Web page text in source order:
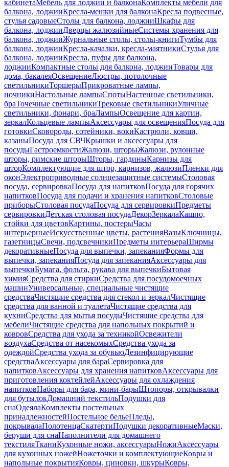
кабинетаМебель для лоджии и балконаКомплекты мебели для
балкона, лоджииКресла-мешки для балконаКресла подвесные,
стулья садовыеСтолы для балкона, лоджииШкафы для
балкона, лоджииДверцы жалюзийныеСистемы хранения для
балкона, лоджииЖурнальные столы, столы-книгиТумбы для
балкона, лоджииКресла-качалки, кресла-маятникиСтулья для
балкона, лоджииКресла, пуфы для балкона,
лоджииКомпактные столы для балкона, лоджииТовары для
дома, бакалеяОсвещениеЛюстры, потолочные
светильникиТоршерыПрикроватные лампы,
ночникиНастольные лампыСпотыНастенные светильники,
браТочечные светильникиТрековые светильникиУличные
светильники, фонари, браЛампыОсвещение для картин,
зеркалКольцевые лампыАксессуары для освещенияПосуда для
готовкиСковороды, сотейники, вокиКастрюли, ковши,
казаныПосуда для СВЧКрышки и аксессуары для
посудыГастроемкостиЖалюзи, шторыЖалюзи, рулонные
шторы, римские шторыШторы, гардиныКарнизы для
шторКомплектующие для штор, карнизов, жалюзиПленки для
оконЭлектроприводные солнцезащитные системыСтоловая
посуда, сервировкаПосуда для напитковПосуда для горячих
напитковПосуда для подачи и хранения напитковСтоловые
приборыСтоловая посудаПосуда для сервировкиПредметы
сервировкиДетская столовая посудаДекорЗеркалаКашпо,
стойки для цветовКартины, постерыЧасы
интерьерныеИскусственные цветы, растенияВазыКлючницы,
газетницыСвечи, подсвечникиПредметы интерьераШирмы
декоративныеПосуда для выпечки, запеканияФормы для
выпечки, запеканияПосуда для запеканияАксессуары для
выпечкиБумага, фольга, рукава для выпечкиБытовая
химияСредства для стиркиСредства для посудомоечных
машинУниверсальные, специальные чистящие
средстваЧистящие средства для стекол и зеркалЧистящие
средства для ванной и туалетаЧистящие средства для
кухниСредства для мытья посудыЧистящие средства для
мебелиЧистящие средства для напольных покрытий и
ковровСредства для ухода за техникойОсвежители
воздухаСредства от насекомыхСредства ухода за
одеждойСредства ухода за обувьюДезинфицирующие
средстваАксессуары для бараСервировка для
напитковАксессуары для хранения напитковАксессуары для
приготовления коктейлейАксессуары для охлаждения
напитковНаборы для бара, мини-барыШтопоры, открывалки
для бутылокДомашний текстильПодушки для
снаОдеялаКомплекты постельных
принадлежностейПостельное бельеПледы,
покрывалаПолотенцаСкатертиПодушки декоративныеМаски,
беруши для снаНаполнители для домашнего
текстиляТканиКухонные ножи, аксессуарыНожиАксессуары
для кухонных ножейНожеточки и комплектующиеКовры и
напольные покрытияКовры, циновки, шкурыКовры,